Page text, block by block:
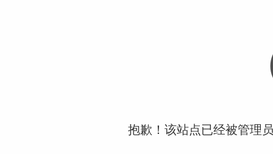
抱歉！该站点已经被管理